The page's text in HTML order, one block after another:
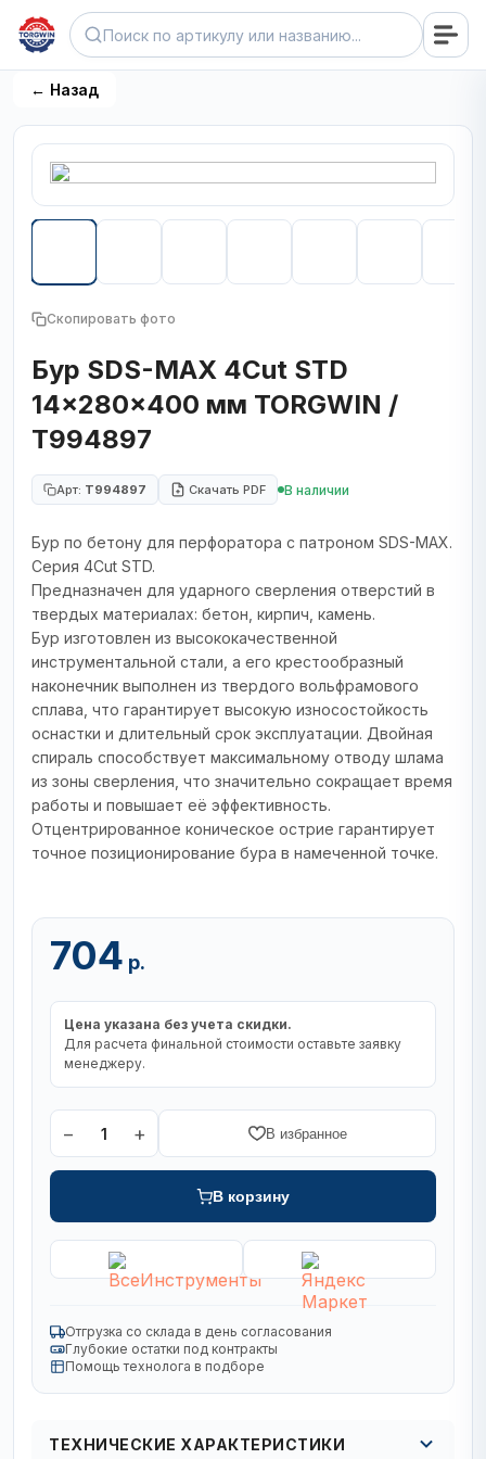
← Назад
Скопировать фото
Бур SDS-MAX 4Cut STD
14x280x400 мм TORGWIN /
T994897
Арт: T994897 Скачать PDF В наличии
Бур по бетону для перфоратора с патроном SDS-MAX.
Серия 4Cut STD.
Предназначен для ударного сверления отверстий в
твердых материалах: бетон, кирпич, камень.
Бур изготовлен из высококачественной
инструментальной стали, а его крестообразный
наконечник выполнен из твердого вольфрамового
сплава, что гарантирует высокую износостойкость
оснастки и длительный срок эксплуатации. Двойная
спираль способствует максимальному отводу шлама
из зоны сверления, что значительно сокращает время
работы и повышает её эффективность.
Отцентрированное коническое острие гарантирует
точное позиционирование бура в намеченной точке.
704 р.
Цена указана без учета скидки.
Для расчета финальной стоимости оставьте заявку
менеджеру.
− 1 + В избранное
В корзину
Отгрузка со склада в день согласования
Глубокие остатки под контракты
Помощь технолога в подборе
ТЕХНИЧЕСКИЕ ХАРАКТЕРИСТИКИ